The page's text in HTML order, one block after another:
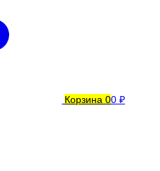
Корзина 00 ₽